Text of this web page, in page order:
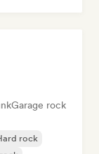
Garage rock
rock